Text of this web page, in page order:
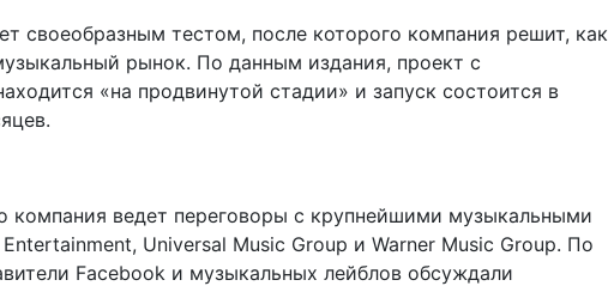
своеобразным тестом, после которого компания решит, как
рынок. По данным издания, проект с
«на продвинутой стадии» и запуск состоится в
компания ведет переговоры с крупнейшими музыкальными
Universal Music Group и Warner Music Group. По
Facebook и музыкальных лейблов обсуждали